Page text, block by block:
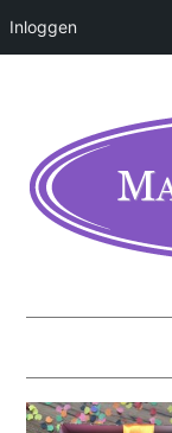
Inloggen